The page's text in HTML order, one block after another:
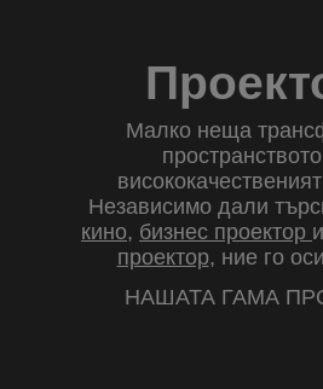
Малко неща
Независимо дали
кино, бизнес проектор
проектор, ние го
НАШАТА ГАМА